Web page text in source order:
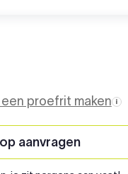
proefrit maken
aanvragen